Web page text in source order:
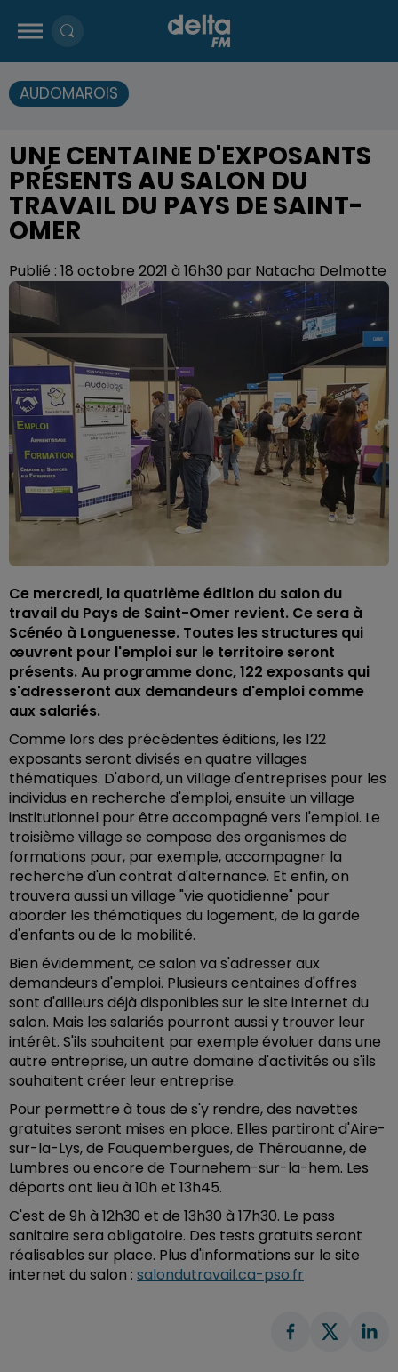
AUDOMAROIS
UNE CENTAINE D'EXPOSANTS
PRÉSENTS AU SALON DU
TRAVAIL DU PAYS DE SAINT-
OMER
Publié : 18 octobre 2021 à 16h30 par Natacha Delmotte
Ce mercredi, la quatrième édition du salon du
travail du Pays de Saint-Omer revient. Ce sera à
Scénéo à Longuenesse. Toutes les structures qui
œuvrent pour l'emploi sur le territoire seront
présents. Au programme donc, 122 exposants qui
s'adresseront aux demandeurs d'emploi comme
aux salariés.
Comme lors des précédentes éditions, les 122
exposants seront divisés en quatre villages
thématiques. D'abord, un village d'entreprises pour les
individus en recherche d'emploi, ensuite un village
institutionnel pour être accompagné vers l'emploi. Le
troisième village se compose des organismes de
formations pour, par exemple, accompagner la
recherche d'un contrat d'alternance. Et enfin, on
trouvera aussi un village "vie quotidienne" pour
aborder les thématiques du logement, de la garde
d'enfants ou de la mobilité.
Bien évidemment, ce salon va s'adresser aux
demandeurs d'emploi. Plusieurs centaines d'offres
sont d'ailleurs déjà disponibles sur le site internet du
salon. Mais les salariés pourront aussi y trouver leur
intérêt. S'ils souhaitent par exemple évoluer dans une
autre entreprise, un autre domaine d'activités ou s'ils
souhaitent créer leur entreprise.
Pour permettre à tous de s'y rendre, des navettes
gratuites seront mises en place. Elles partiront d'Aire-
sur-la-Lys, de Fauquembergues, de Thérouanne, de
Lumbres ou encore de Tournehem-sur-la-hem. Les
départs ont lieu à 10h et 13h45.
C'est de 9h à 12h30 et de 13h30 à 17h30. Le pass
sanitaire sera obligatoire. Des tests gratuits seront
réalisables sur place. Plus d'informations sur le site
internet du salon : salondutravail.ca-pso.fr